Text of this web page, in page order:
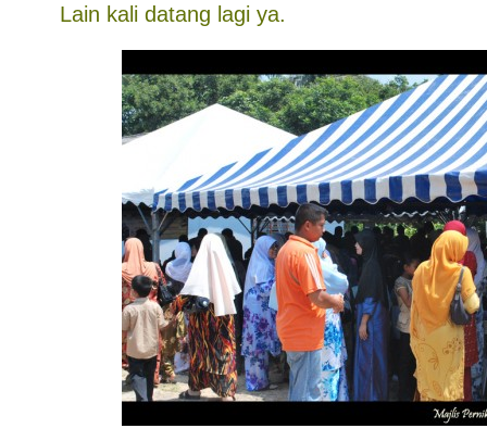
Lain kali datang lagi ya.